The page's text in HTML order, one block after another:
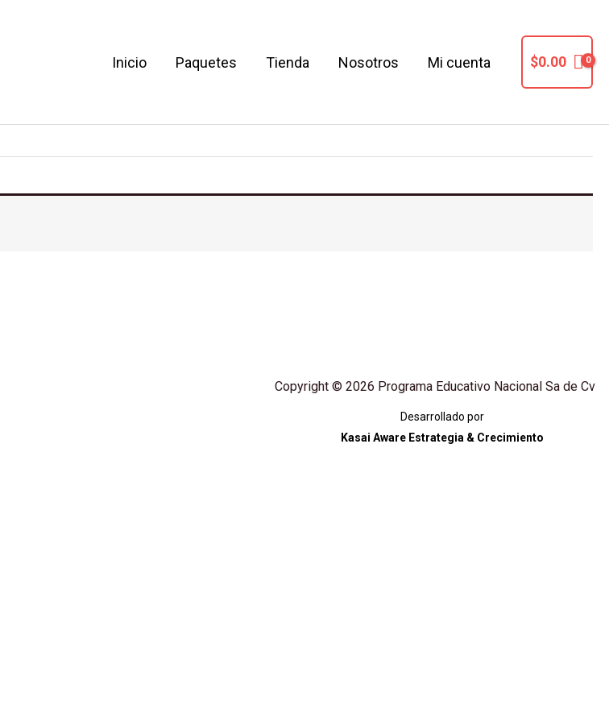
Inicio Paquetes Tienda Nosotros Mi cuenta $0.00
Copyright © 2026 Programa Educativo Nacional Sa de Cv
Desarrollado por
Kasai Aware Estrategia & Crecimiento